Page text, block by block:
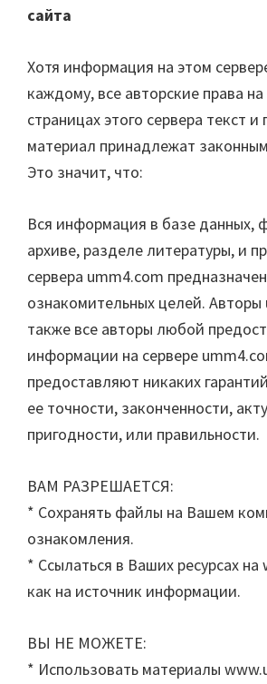
сайта
Хотя информация на этом
каждому, все авторские права
страницах этого сервера текст
материал принадлежат
Это значит, что:
Вся информация в базе данных,
архиве, разделе литературы, и
сервера umm4.com
ознакомительных целей. Авторы
также все авторы любой
информации на сервере
предоставляют никаких
ее точности, законченности,
пригодности, или правильности.
ВАМ РАЗРЕШАЕТСЯ:
* Сохранять файлы на Вашем
ознакомления.
* Ссылаться в Ваших ресурсах
как на источник информации.
ВЫ НЕ МОЖЕТЕ:
* Использовать материалы